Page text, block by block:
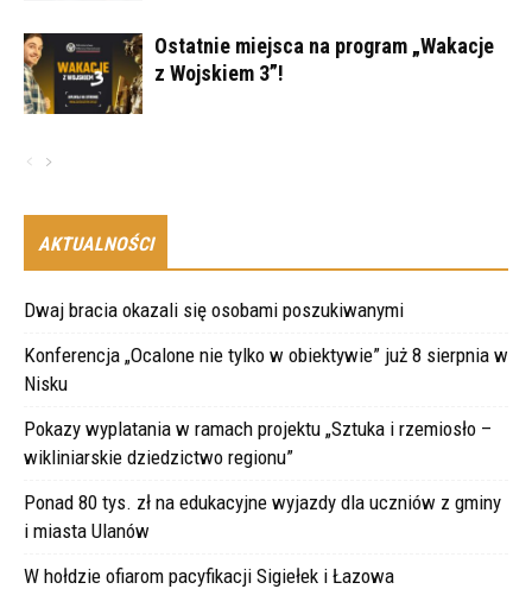
Ostatnie miejsca na program „Wakacje
z Wojskiem 3”!
AKTUALNOŚCI
Dwaj bracia okazali się osobami poszukiwanymi
Konferencja „Ocalone nie tylko w obiektywie” już 8 sierpnia w
Nisku
Pokazy wyplatania w ramach projektu „Sztuka i rzemiosło –
wikliniarskie dziedzictwo regionu”
Ponad 80 tys. zł na edukacyjne wyjazdy dla uczniów z gminy
i miasta Ulanów
W hołdzie ofiarom pacyfikacji Sigiełek i Łazowa